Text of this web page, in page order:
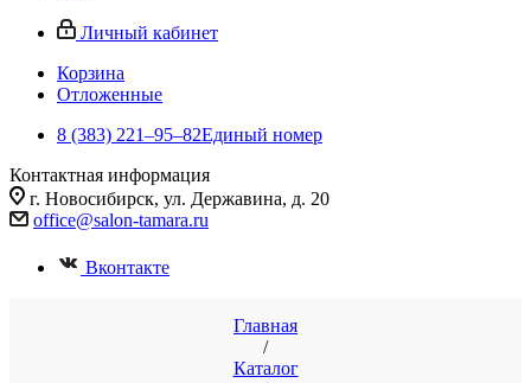
Личный кабинет
Корзина
Отложенные
8 (383) 221‒95‒82Единый номер
Контактная информация
г. Новосибирск, ул. Державина, д. 20
office@salon-tamara.ru
Вконтакте
Главная
/
Каталог